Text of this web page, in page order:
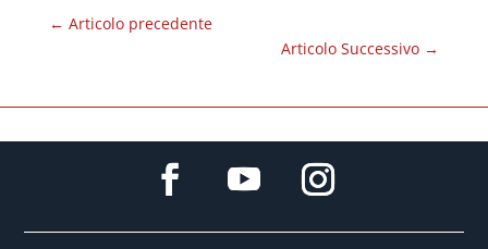
← Articolo precedente
Articolo Successivo →